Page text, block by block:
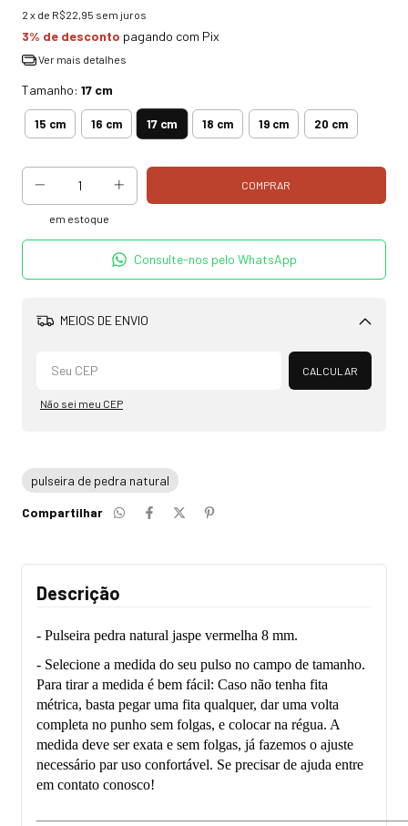
2 x de R$22,95 sem juros
3% de desconto pagando com Pix
Ver mais detalhes
Tamanho: 17 cm
15 cm 16 cm 17 cm 18 cm 19 cm 20 cm
em estoque
Consulte-nos pelo WhatsApp
MEIOS DE ENVIO
Alterar CEP
CALCULAR
Não sei meu CEP
pulseira de pedra natural
Compartilhar
Descrição
- Pulseira pedra natural jaspe vermelha 8 mm.
- Selecione a medida do seu pulso no campo de tamanho.
Para tirar a medida é bem fácil: Caso não tenha fita
métrica, basta pegar uma fita qualquer, dar uma volta
completa no punho sem folgas, e colocar na régua. A
medida deve ser exata e sem folgas, já fazemos o ajuste
necessário par uso confortável. Se precisar de ajuda entre
em contato conosco!